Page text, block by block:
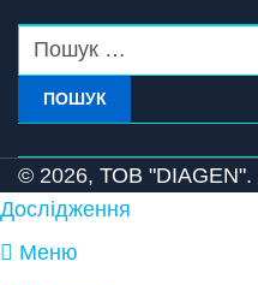
ПОШУК
© 2026, ТОВ "DIAGEN".
Дослідження
Меню